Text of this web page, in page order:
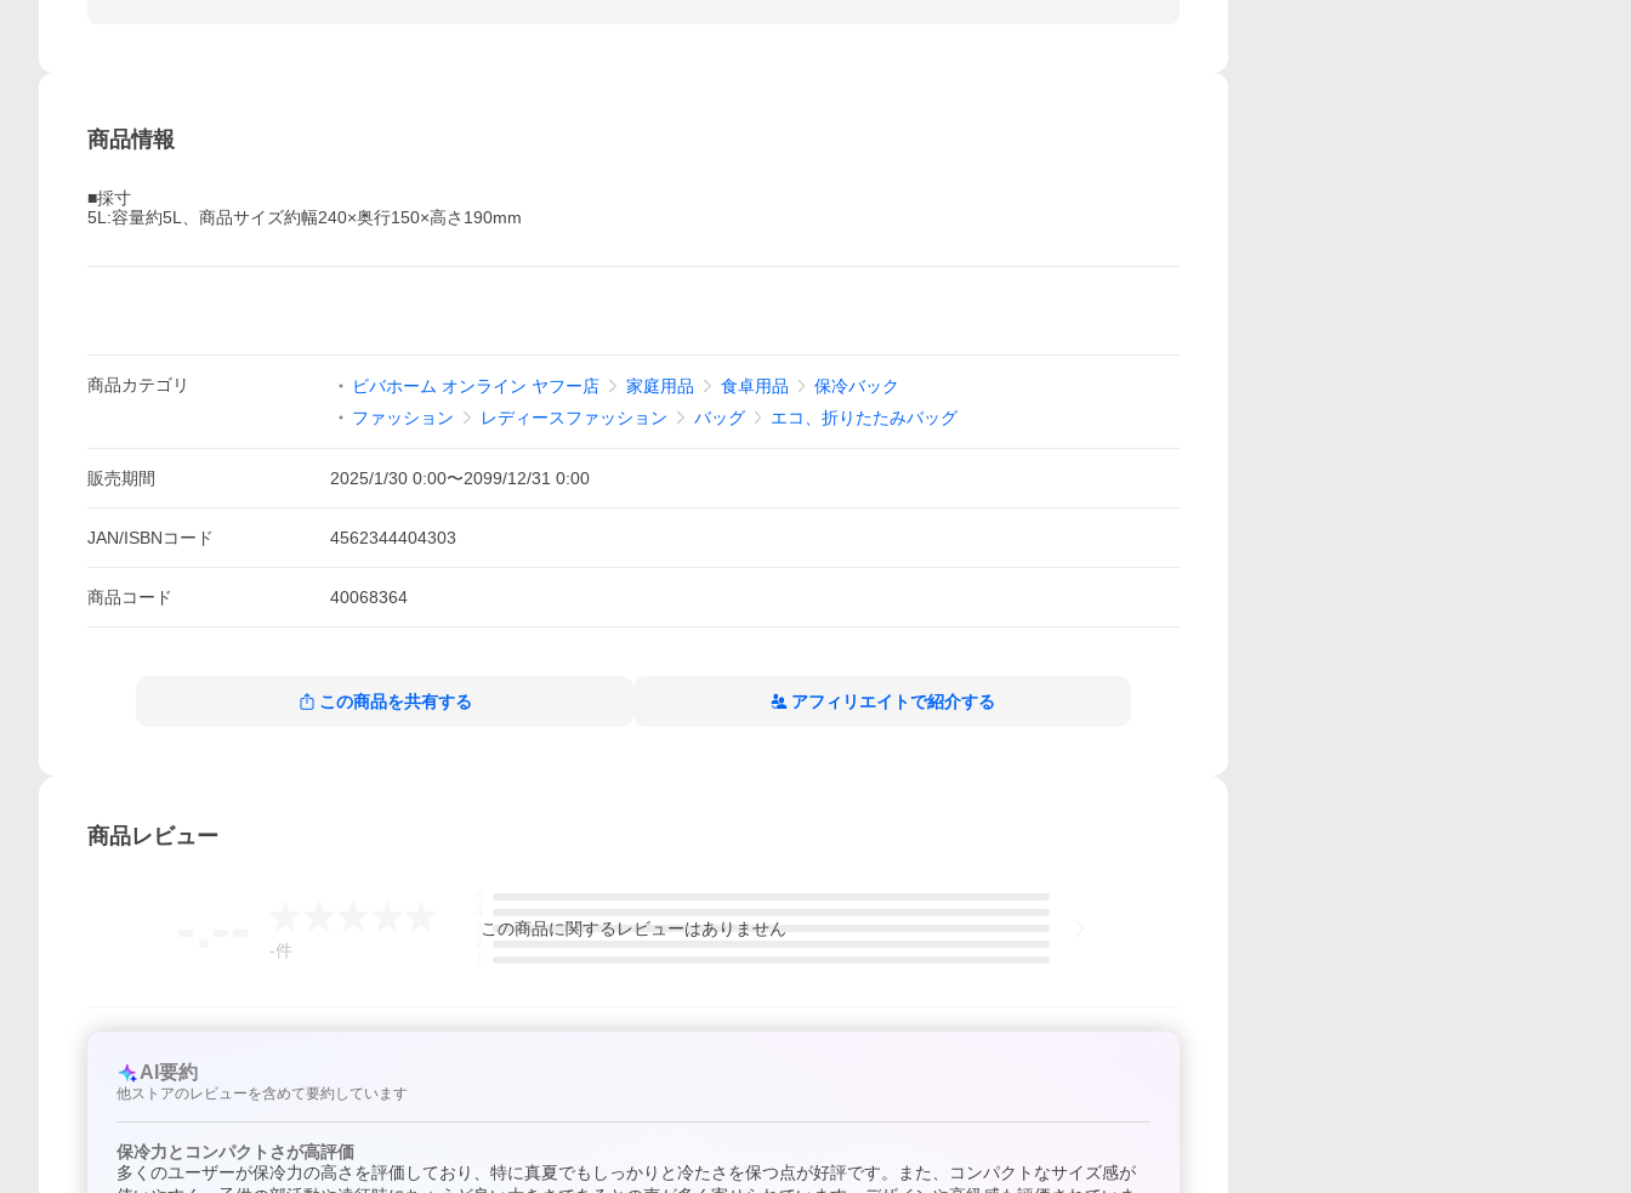
商品情報
■採寸
5L:容量約5L、商品サイズ約幅240×奥行150×高さ190mm
商品カテゴリ ビバホーム オンライン ヤフー店 家庭用品 食卓用品
保冷バック
ファッション
レディースファッション バッグ エコ、折りたたみバッグ
販売期間 2025/1/30 0:00〜2099/12/31 0:00
JAN/ISBNコード 4562344404303
商品コード 40068364
この商品を共有する アフィリエイトで紹介する
商品レビュー
-件
この商品に関するレビューはありません
AI要約
他ストアのレビューを含めて要約しています
保冷力とコンパクトさが高評価
多くのユーザーが保冷力の高さを評価しており、特に真夏でもしっかりと冷たさを保つ点が好評です。また、コンパクトなサイズ感が